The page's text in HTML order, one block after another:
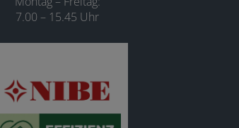
7.00 – 15.45 Uhr